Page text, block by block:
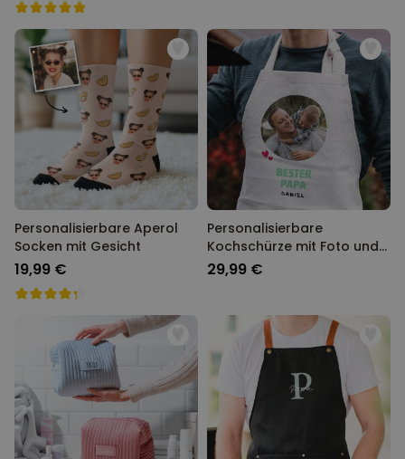
Personalisierbare Aperol
Socken mit Gesicht
19,99 €
Personalisierbare
Kochschürze mit Foto und
Text
29,99 €